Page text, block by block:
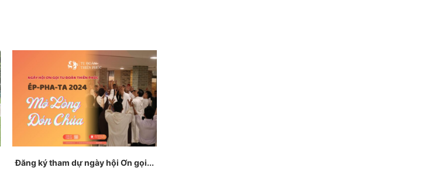
Đăng ký tham dự ngày hội Ơn gọi...